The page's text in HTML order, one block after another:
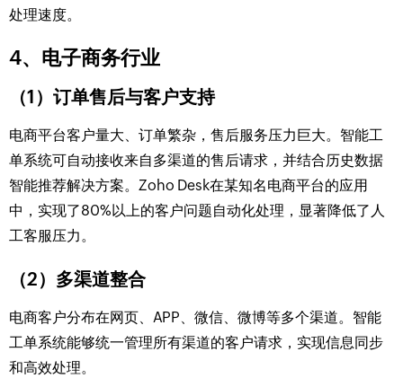
处理速度。
4、电子商务行业
（1）订单售后与客户支持
电商平台客户量大、订单繁杂，售后服务压力巨大。智能工
单系统可自动接收来自多渠道的售后请求，并结合历史数据
智能推荐解决方案。Zoho Desk在某知名电商平台的应用
中，实现了80%以上的客户问题自动化处理，显著降低了人
工客服压力。
（2）多渠道整合
电商客户分布在网页、APP、微信、微博等多个渠道。智能
工单系统能够统一管理所有渠道的客户请求，实现信息同步
和高效处理。